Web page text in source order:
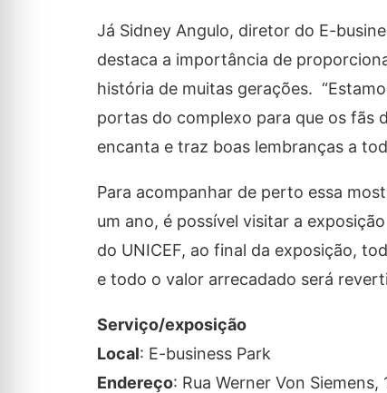
Já Sidney Angulo, diretor do E-
destaca a importância de
história de muitas gerações.
portas do complexo para que os fãs
encanta e traz boas lembranças a
Para acompanhar de perto essa
um ano, é possível visitar a
do UNICEF, ao final da exposição,
e todo o valor arrecadado será
Serviço/exposição
Local: E-business Park
Endereço: Rua Werner Von Siemens,